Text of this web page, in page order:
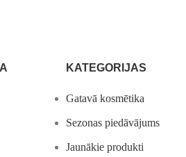
KATEGORIJAS
Gatavā kosmētika
Sezonas piedāvājums
Jaunākie produkti